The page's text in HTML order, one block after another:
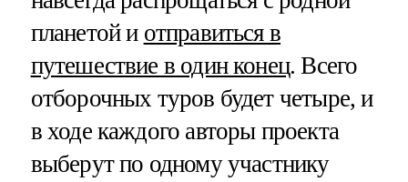
планетой и отправиться в
путешествие в один конец. Всего
отборочных туров будет четыре, и
в ходе каждого авторы проекта
выберут по одному участнику